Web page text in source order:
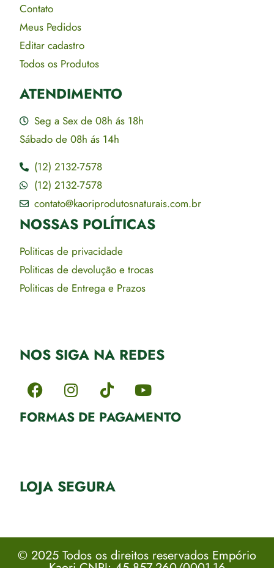
Contato
Meus Pedidos
Editar cadastro
Todos os Produtos
ATENDIMENTO
Seg a Sex de 08h ás 18h
Sábado de 08h ás 14h
(12) 2132-7578
(12) 2132-7578
contato@kaoriprodutosnaturais.com.br
NOSSAS POLÍTICAS
Politicas de privacidade
Politicas de devolução e trocas
Politicas de Entrega e Prazos
NOS SIGA NA REDES
FORMAS DE PAGAMENTO
LOJA SEGURA
© 2025 Todos os direitos reservados Empório